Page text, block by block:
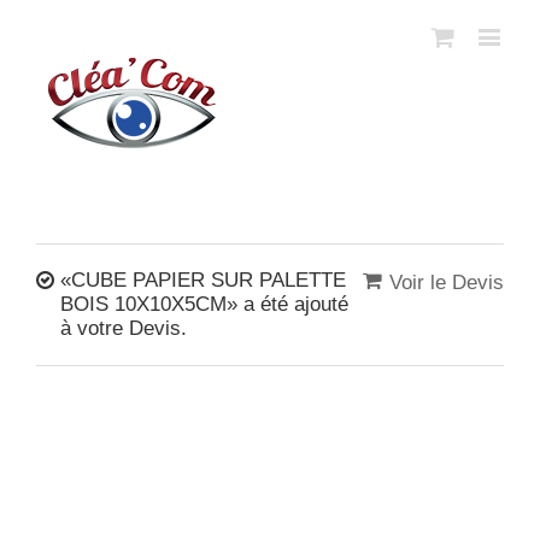
Voir le Devis
«CUBE PAPIER SUR PALETTE
BOIS 10X10X5CM» a été ajouté
à votre Devis.